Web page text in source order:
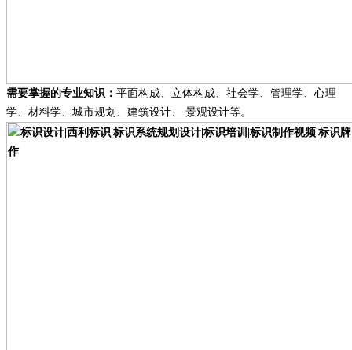
需要掌握的专业知识 ： 平面构成 立体构成 社会学 管理学
心理
学
材料学 城市规划 建筑设计 景观设计等。